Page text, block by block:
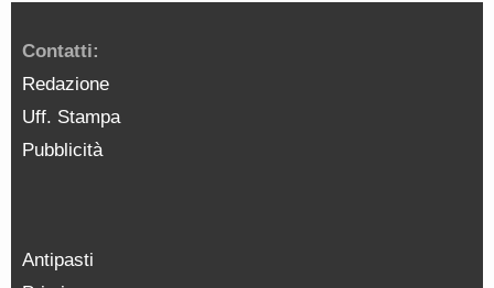
Contatti:
Redazione
Uff. Stampa
Pubblicità
Antipasti